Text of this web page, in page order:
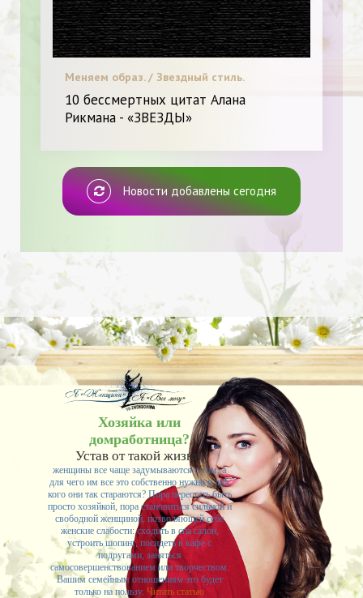
Меняем образ. / Звездный стиль.
10 бессмертных цитат Алана
Рикмана - «ЗВЕЗДЫ»
Новости добавлены сегодня
Хозяйка или
домработница?
Устав от такой жизни,
женщины все чаще задумываются о том, а
для чего им все это собственно нужно и для
кого они так стараются? Пора перестать быть
просто хозяйкой, пора становиться сильной и
свободной женщиной, позволяющей себе
женские слабости: сходить в спа салон,
устроить шопинг, посидеть в кафе с
подругами, заняться
самосовершенствованием или творчеством.
Вашим семейным отношениям это будет
только на пользу. Читать статью